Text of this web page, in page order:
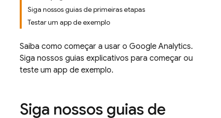
Siga nossos guias de primeiras etapas
Testar um app de exemplo
Saiba como começar a usar o Google Analytics.
Siga nossos guias explicativos para começar ou
teste um app de exemplo.
Siga nossos guias de